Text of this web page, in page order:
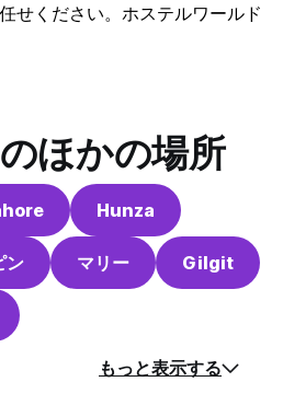
ください。ホステルワールド
のほかの場所
Hunza
ン マリー Gilgit
もっと表示する